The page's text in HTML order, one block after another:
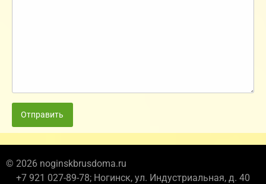
Отправить
© 2026 noginskbrusdoma.ru
+7 921 027-89-78; Ногинск, ул. Индустриальная, д. 40